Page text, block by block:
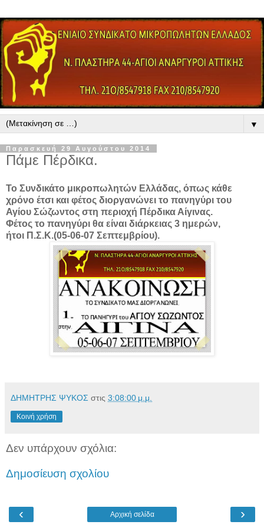
▼
Παρασκευή 29 Αυγούστου 2014
Πάμε Πέρδικα.
Το Συνδικάτο μικροπωλητών Ελλάδας, όπως κάθε
χρόνο έτσι και φέτος διοργανώνει το πανηγύρι του
Αγίου Σώζωντος στη περιοχή Πέρδικα Αίγινας.
Φέτος το πανηγύρι θα είναι διάρκειας 3 ημερών,
ήτοι Π.Σ.Κ.(05-06-07 Σεπτεμβρίου).
ΔΗΜΗΤΡΗΣ ΨΥΚΟΣ στις 3:08:00 μ.μ.
Κοινή χρήση
Δεν υπάρχουν σχόλια:
Δημοσίευση σχολίου
‹ ›
Αρχική σελίδα